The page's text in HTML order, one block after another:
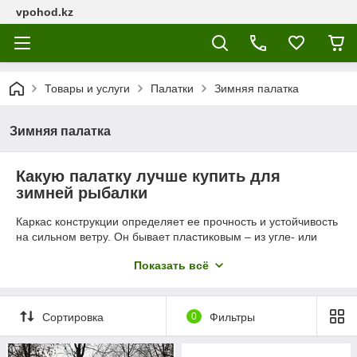
vpohod.kz
Товары и услуги Палатки Зимняя палатка
Зимняя палатка
Какую палатку лучше купить для
зимней рыбалки
Каркас конструкции определяет ее прочность и устойчивость
на сильном ветру. Он бывает пластиковым – из угле- или
алюминиевым или дюралевым. Первый используется в
материал. Пластиковые трубки легко ломаются и теряют
гибкость на морозе. Дюралевые модели прочные и
долговечные, но стоят на порядок дороже пластика.
Тенты палаток чаще всего изготавливаются из синтетических
Показать всё
Сортировка 0 Фильтры